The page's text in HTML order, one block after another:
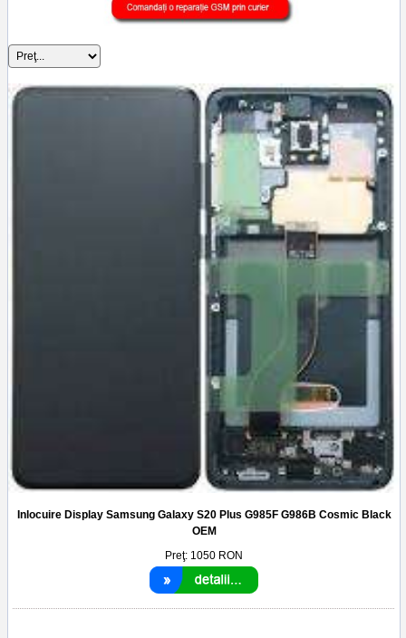
Inlocuire Display Samsung Galaxy S20 Plus G985F G986B Cosmic Black
OEM
Preţ: 1050 RON